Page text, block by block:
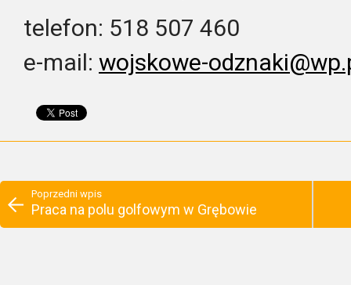
telefon: 518 507 460
e-mail: wojskowe-
Poprzedni wpis
Praca na polu golfowym w Grębowie